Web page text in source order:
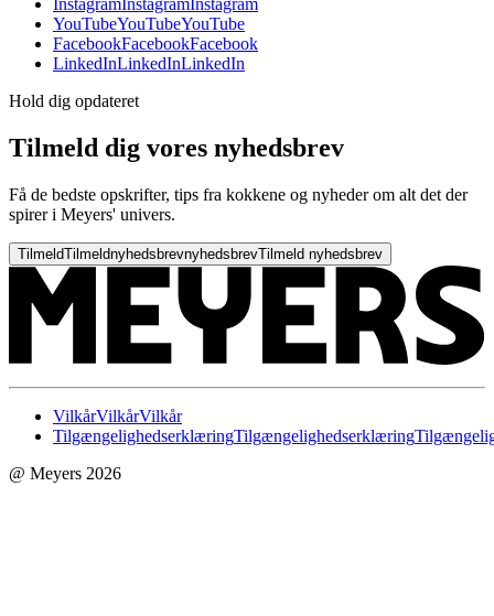
InstagramInstagramInstagram
YouTubeYouTubeYouTube
FacebookFacebookFacebook
LinkedInLinkedInLinkedIn
Hold dig opdateret
Tilmeld dig vores nyhedsbrev
Få de bedste opskrifter, tips fra kokkene og nyheder om alt det der
spirer i Meyers' univers.
TilmeldTilmeldnyhedsbrevnyhedsbrevTilmeld nyhedsbrev
VilkårVilkårVilkår
TilgængelighedserklæringTilgængelighedserklæring
@ Meyers 2026